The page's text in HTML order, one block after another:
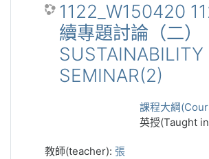
1122_W150420
續專題討論（二）
SUSTAINABILITY
SEMINAR(2)
課程大綱
英授(Taught
教師(teacher): 張